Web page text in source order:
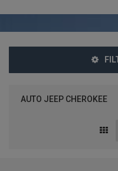
AUTO JEEP CHEROKEE